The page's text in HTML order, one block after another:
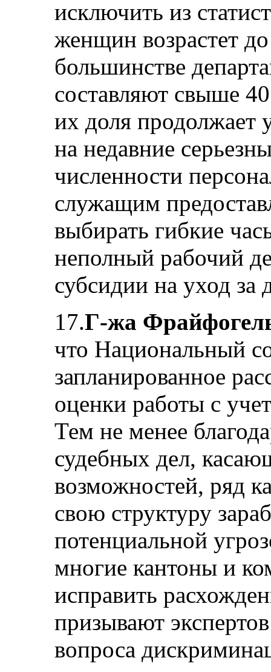
исключить из
женщин возрастет
большинстве
составляют свыше
их доля продолжает
на недавние
численности
служащим
выбирать гибкие
неполный рабочий
субсидии на уход за
17.Г-жа
что Национальный
запланированное
оценки работы с
Тем не менее
судебных дел,
возможностей, ряд
свою структуру
потенциальной
многие кантоны и
исправить
призывают
вопроса